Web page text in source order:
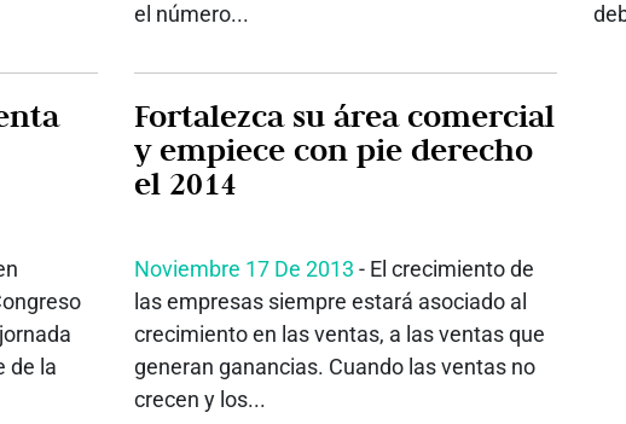
el número...
de la
Fortalezca su área comercial
y empiece con pie derecho
el 2014
Noviembre 17 De 2013 - El crecimiento de
las empresas siempre estará asociado al
crecimiento en las ventas, a las ventas que
generan ganancias. Cuando las ventas no
crecen y los...